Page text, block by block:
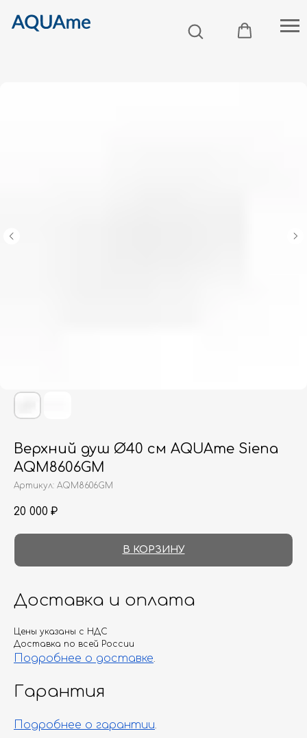
Верхний душ Ø40 см AQUAme Siena
AQM8606GM
Артикул: AQM8606GM
20 000 ₽
В КОРЗИНУ
Доставка и оплата
Цены указаны с НДС
Доставка по всей России
Подробнее о доставке.
Гарантия
Подробнее о гарантии.